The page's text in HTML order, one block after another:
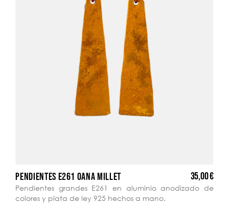
PENDIENTES E261 OANA MILLET 35,00 €
Pendientes grandes E261 en aluminio anodizado de
colores y plata de ley 925 hechos a mano.